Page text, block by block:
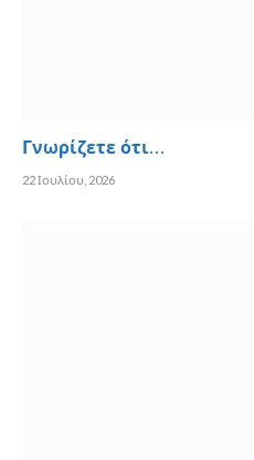
Γνωρίζετε ότι…
22 Ιουλίου, 2026